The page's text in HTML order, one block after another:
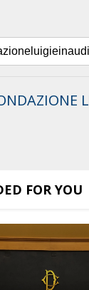
FOR YOU